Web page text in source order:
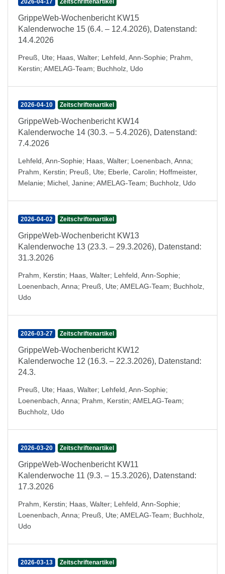
2026-04-17 Zeitschriftenartikel
GrippeWeb-Wochenbericht KW15
Kalenderwoche 15 (6.4. – 12.4.2026), Datenstand:
14.4.2026
Preuß, Ute; Haas, Walter; Lehfeld, Ann-Sophie; Prahm,
Kerstin; AMELAG-Team; Buchholz, Udo
2026-04-10 Zeitschriftenartikel
GrippeWeb-Wochenbericht KW14
Kalenderwoche 14 (30.3. – 5.4.2026), Datenstand:
7.4.2026
Lehfeld, Ann-Sophie; Haas, Walter; Loenenbach, Anna;
Prahm, Kerstin; Preuß, Ute; Eberle, Carolin; Hoffmeister,
Melanie; Michel, Janine; AMELAG-Team; Buchholz, Udo
2026-04-02 Zeitschriftenartikel
GrippeWeb-Wochenbericht KW13
Kalenderwoche 13 (23.3. – 29.3.2026), Datenstand:
31.3.2026
Prahm, Kerstin; Haas, Walter; Lehfeld, Ann-Sophie;
Loenenbach, Anna; Preuß, Ute; AMELAG-Team; Buchholz,
Udo
2026-03-27 Zeitschriftenartikel
GrippeWeb-Wochenbericht KW12
Kalenderwoche 12 (16.3. – 22.3.2026), Datenstand:
24.3.
Preuß, Ute; Haas, Walter; Lehfeld, Ann-Sophie;
Loenenbach, Anna; Prahm, Kerstin; AMELAG-Team;
Buchholz, Udo
2026-03-20 Zeitschriftenartikel
GrippeWeb-Wochenbericht KW11
Kalenderwoche 11 (9.3. – 15.3.2026), Datenstand:
17.3.2026
Prahm, Kerstin; Haas, Walter; Lehfeld, Ann-Sophie;
Loenenbach, Anna; Preuß, Ute; AMELAG-Team; Buchholz,
Udo
2026-03-13 Zeitschriftenartikel